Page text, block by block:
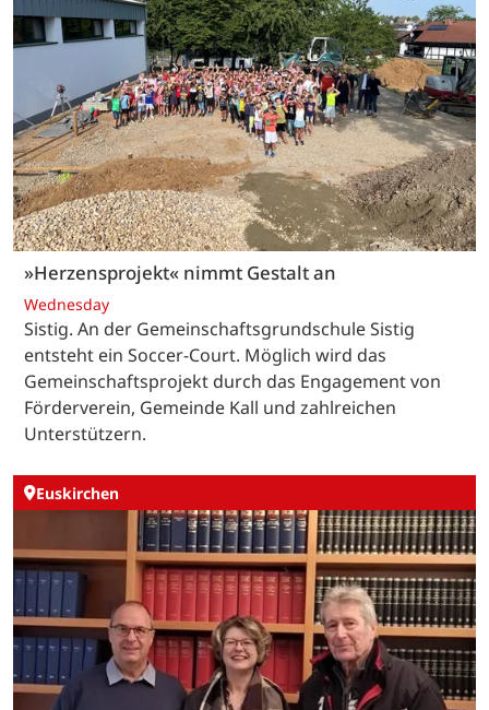
»Herzensprojekt« nimmt Gestalt an
Wednesday
Sistig. An der Gemeinschaftsgrundschule Sistig
entsteht ein Soccer-Court. Möglich wird das
Gemeinschaftsprojekt durch das Engagement von
Förderverein, Gemeinde Kall und zahlreichen
Unterstützern.
Euskirchen